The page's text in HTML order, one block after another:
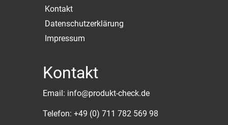
Kontakt
Datenschutzerklärung
Impressum
Kontakt
Email: info@produkt-check.de
Telefon: +49 (0) 711 782 569 98